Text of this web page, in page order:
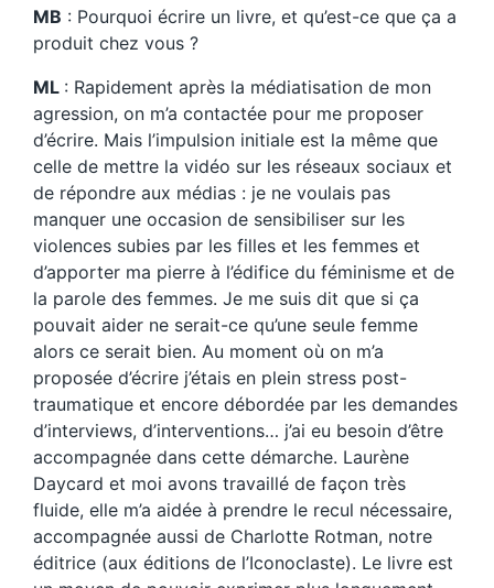
MB : Pourquoi écrire un livre, et qu’est-ce que ça a
produit chez vous ?
ML : Rapidement après la médiatisation de mon
agression, on m’a contactée pour me proposer
d’écrire. Mais l’impulsion initiale est la même que
celle de mettre la vidéo sur les réseaux sociaux et
de répondre aux médias : je ne voulais pas
manquer une occasion de sensibiliser sur les
violences subies par les filles et les femmes et
d’apporter ma pierre à l’édifice du féminisme et de
la parole des femmes. Je me suis dit que si ça
pouvait aider ne serait-ce qu’une seule femme
alors ce serait bien. Au moment où on m’a
proposée d’écrire j’étais en plein stress post-
traumatique et encore débordée par les demandes
d’interviews, d’interventions… j’ai eu besoin d’être
accompagnée dans cette démarche. Laurène
Daycard et moi avons travaillé de façon très
fluide, elle m’a aidée à prendre le recul nécessaire,
accompagnée aussi de Charlotte Rotman, notre
éditrice (aux éditions de l’Iconoclaste). Le livre est